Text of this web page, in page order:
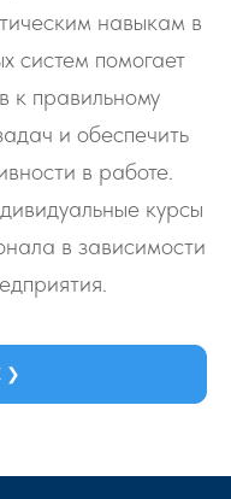
навыкам в
систем помогает
к правильному
и обеспечить
в работе.
курсы
в зависимости
❯